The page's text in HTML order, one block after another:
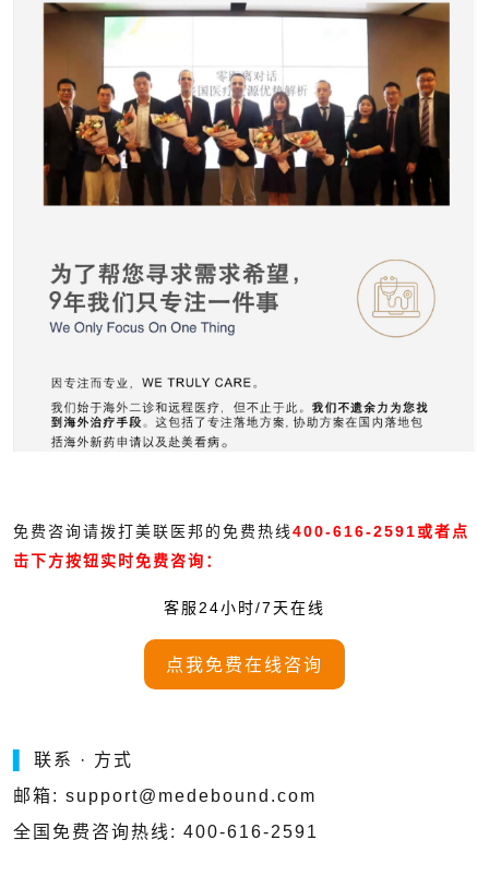
免费咨询请拨打美联医邦的免费热线400-616-2591或者点
击下方按钮实时免费咨询：
客服24小时/7天在线
点我免费在线咨询
联系 · 方式
邮箱: support@medebound.com
全国免费咨询热线: 400-616-2591